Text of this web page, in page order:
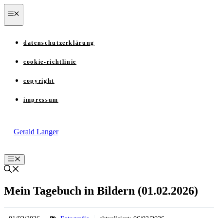
Zum
Inhalt
springen
datenschutzerklärung
cookie-richtlinie
copyright
impressum
Gerald Langer
Menü
Mein Tagebuch in Bildern (01.02.2026)